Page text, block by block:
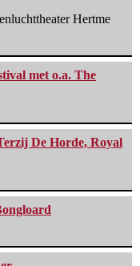
Hertme
met o.a. The
De Horde, Royal